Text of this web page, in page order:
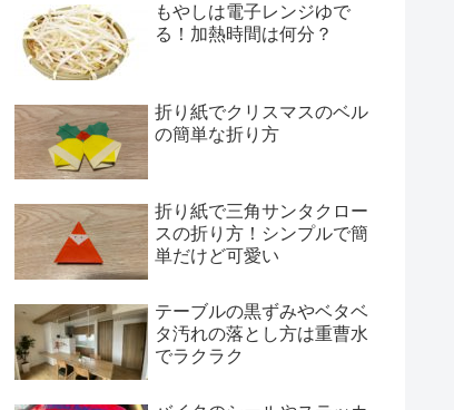
もやしは電子レンジゆで
る！加熱時間は何分？
折り紙でクリスマスのベル
の簡単な折り方
折り紙で三角サンタクロー
スの折り方！シンプルで簡
単だけど可愛い
テーブルの黒ずみやベタベ
タ汚れの落とし方は重曹水
でラクラク